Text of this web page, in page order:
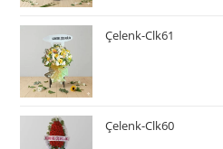
Çelenk-Clk61
Çelenk-Clk60